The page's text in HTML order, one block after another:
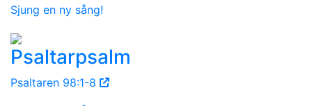
Sjung en ny sång!
Psaltarpsalm
Psaltaren 98:1-8